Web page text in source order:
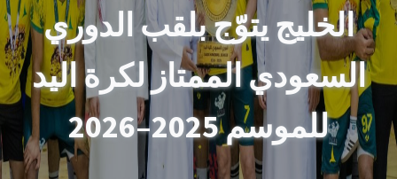
الخليج يتوّج بلقب الدوري
السعودي الممتاز لكرة اليد
للموسم 2025–2026